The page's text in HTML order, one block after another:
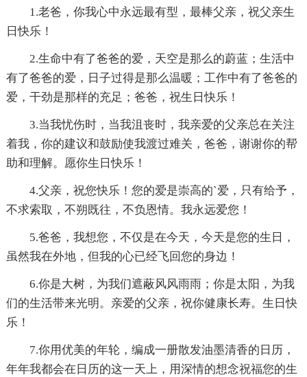
1.老爸，你我心中永远最有型，最棒父亲，祝父亲生
日快乐！
2.生命中有了爸爸的爱，天空是那么的蔚蓝；生活中
有了爸爸的爱，日子过得是那么温暖；工作中有了爸爸的
爱，干劲是那样的充足；爸爸，祝生日快乐！
3.当我忧伤时，当我沮丧时，我亲爱的父亲总在关注
着我，你的建议和鼓励使我渡过难关，爸爸，谢谢你的帮
助和理解。愿你生日快乐！
4.父亲，祝您快乐！您的爱是崇高的`爱，只有给予，
不求索取，不朔既往，不负恩情。我永远爱您！
5.爸爸，我想您，不仅是在今天，今天是您的生日，
虽然我在外地，但我的心已经飞回您的身边！
6.你是大树，为我们遮蔽风风雨雨；你是太阳，为我
们的生活带来光明。亲爱的父亲，祝你健康长寿。生日快
乐！
7.你用优美的年轮，编成一册散发油墨清香的日历，
年年我都会在日历的这一天上，用深情的想念祝福您的生